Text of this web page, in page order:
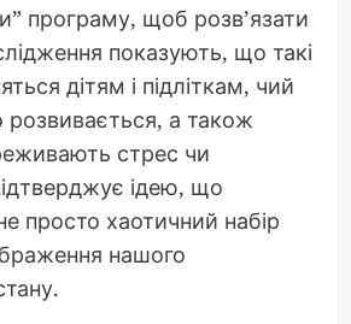
програму, щоб розв’язати
показують, що такі
дітям і підліткам, чий
а також
стрес чи
ідею, що
просто хаотичний набір
нашого